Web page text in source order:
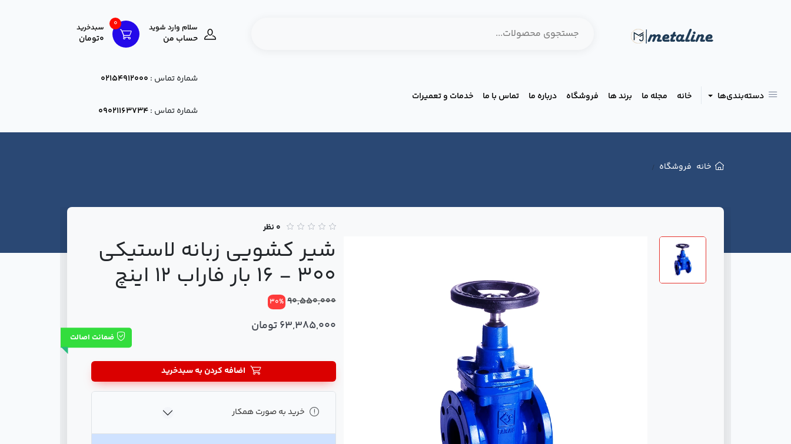
سلام وارد شوید
حساب من
0 سبدخرید
0تومان
دسته‌بندی‌ها خانه مجله ما برند ها فروشگاه درباره ما تماس با ما خدمات و تعمیرات
شماره تماس : 02154912000
شماره تماس :09021163734
خانه فروشگاه
0 نظر
شیر کشویی زبانه لاستیکی
300 - 16 بار فاراب 12 اینچ
90,550,000
30%
63,385,000 تومان
ضمانت اصالت
اضافه کردن به سبدخرید
خرید به صورت همکار